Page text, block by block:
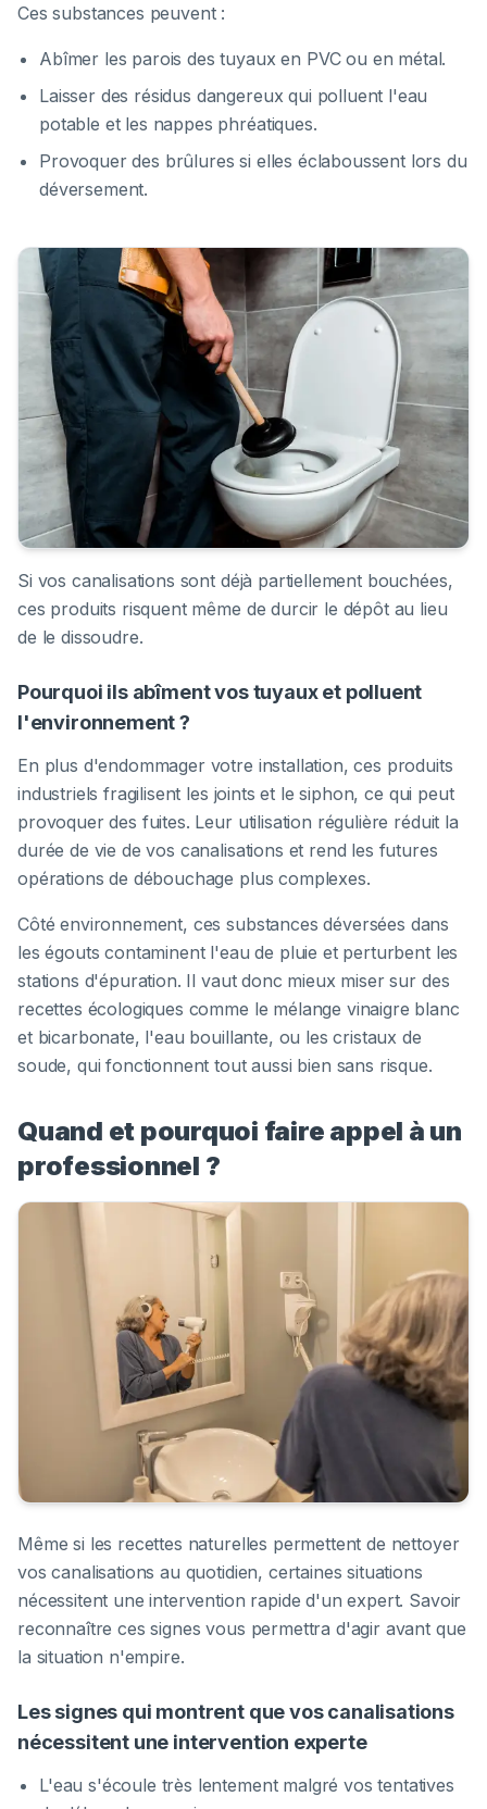
Ces substances peuvent :
Abîmer les parois des tuyaux en PVC ou en métal.
Laisser des résidus dangereux qui polluent l'eau
potable et les nappes phréatiques.
Provoquer des brûlures si elles éclaboussent lors du
déversement.
Si vos canalisations sont déjà partiellement bouchées,
ces produits risquent même de durcir le dépôt au lieu
de le dissoudre.
Pourquoi ils abîment vos tuyaux et polluent
l'environnement ?
En plus d'endommager votre installation, ces produits
industriels fragilisent les joints et le siphon, ce qui peut
provoquer des fuites. Leur utilisation régulière réduit la
durée de vie de vos canalisations et rend les futures
opérations de débouchage plus complexes.
Côté environnement, ces substances déversées dans
les égouts contaminent l'eau de pluie et perturbent les
stations d'épuration. Il vaut donc mieux miser sur des
recettes écologiques comme le mélange vinaigre blanc
et bicarbonate, l'eau bouillante, ou les cristaux de
soude, qui fonctionnent tout aussi bien sans risque.
Quand et pourquoi faire appel à un
professionnel ?
Même si les recettes naturelles permettent de nettoyer
vos canalisations au quotidien, certaines situations
nécessitent une intervention rapide d'un expert. Savoir
reconnaître ces signes vous permettra d'agir avant que
la situation n'empire.
Les signes qui montrent que vos canalisations
nécessitent une intervention experte
L'eau s'écoule très lentement malgré vos tentatives